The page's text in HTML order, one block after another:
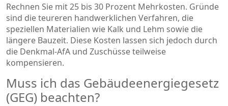
Rechnen Sie mit 25 bis 30 Prozent Mehrkosten. Gründe
sind die teureren handwerklichen Verfahren, die
speziellen Materialien wie Kalk und Lehm sowie die
längere Bauzeit. Diese Kosten lassen sich jedoch durch
die Denkmal-AfA und Zuschüsse teilweise
kompensieren.
Muss ich das Gebäudeenergiegesetz
(GEG) beachten?